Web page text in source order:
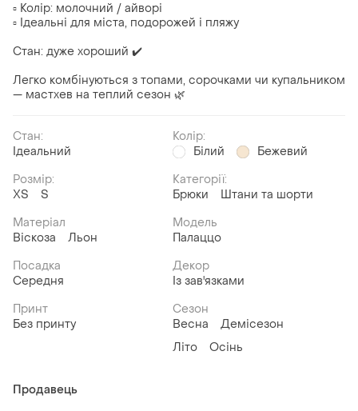
▫️ Колір: молочний / айворі
▫️ Ідеальні для міста, подорожей і пляжу
Стан: дуже хороший ✔️
Легко комбінуються з топами, сорочками чи купальником
— мастхев на теплий сезон 🌿
Стан:
Ідеальний
Колір:
Білий
Бежевий
Розмір:
ХS
S
Категорії:
Брюки
Штани та шорти
Матеріал
Віскоза
Льон
Модель
Палаццо
Посадка
Середня
Декор
Із зав'язками
Принт
Без принту
Сезон
Весна
Демісезон
Літо
Осінь
Продавець